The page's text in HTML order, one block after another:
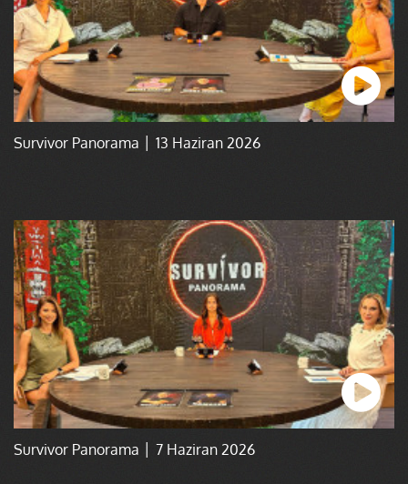
Survivor Panorama │ 13 Haziran 2026
Survivor Panorama │ 7 Haziran 2026